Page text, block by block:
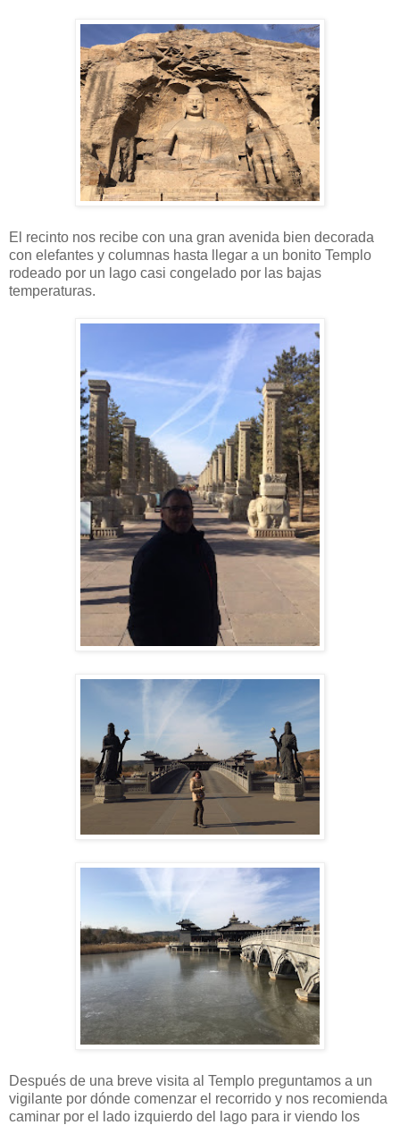
El recinto nos recibe con una gran avenida bien decorada
con elefantes y columnas hasta llegar a un bonito Templo
rodeado por un lago casi congelado por las bajas
temperaturas.
Después de una breve visita al Templo preguntamos a un
vigilante por dónde comenzar el recorrido y nos recomienda
caminar por el lado izquierdo del lago para ir viendo los